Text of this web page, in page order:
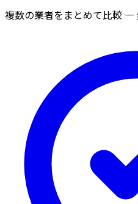
複数の業者をまとめて比較 —